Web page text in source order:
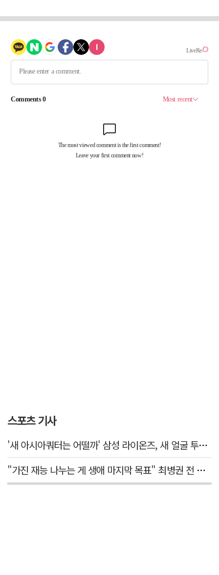
스포츠 기사
'새 아시아쿼터는 어떨까' 삼성 라이온즈, 새 얼굴 투수 미야모리 영입
"가진 재능 나누는 게 생애 마지막 목표" 최병권 전 대구체고 복싱 감독